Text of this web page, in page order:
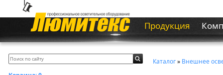
Продукция
Каталог» Внешнее